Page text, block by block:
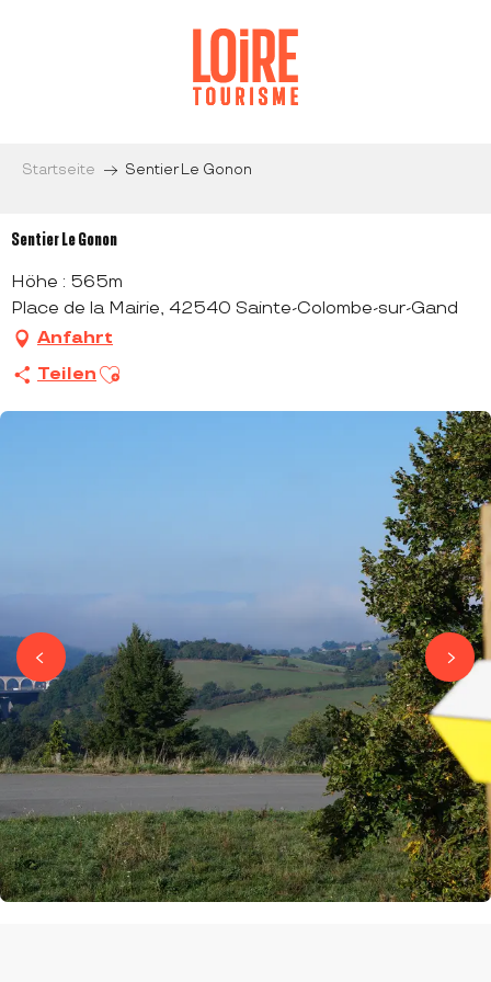
Startseite Sentier Le Gonon
Sentier Le Gonon
Höhe : 565m
Place de la Mairie, 42540 Sainte-Colombe-sur-Gand
Anfahrt
Teilen Ajouter aux favoris